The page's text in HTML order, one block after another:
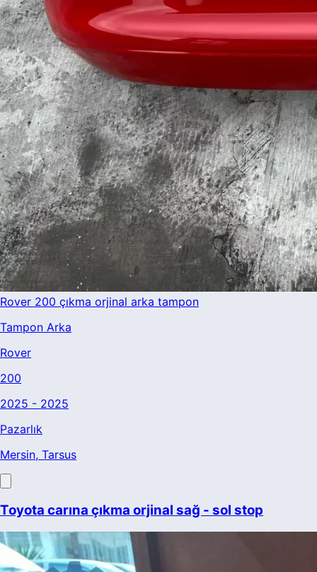
Rover 200 çıkma orjinal arka tampon
Tampon Arka
Rover
200
2025 - 2025
Pazarlık
Mersin, Tarsus
Toyota carına çıkma orjinal sağ - sol stop